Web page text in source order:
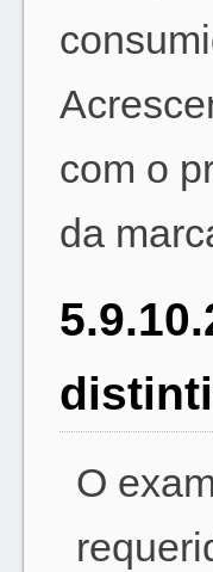
com o
da
O